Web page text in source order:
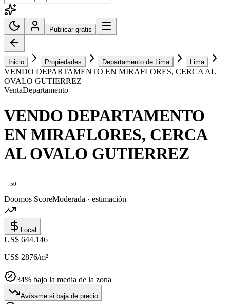
Publicar gratis
Inicio Propiedades Departamento de Lima Lima
VENDO DEPARTAMENTO EN MIRAFLORES, CERCA AL
OVALO GUTIERREZ
VentaDepartamento
VENDO DEPARTAMENTO
EN MIRAFLORES, CERCA
AL OVALO GUTIERREZ
50
Doomos ScoreModerada · estimación
Local
US$ 644.146
US$ 2876/m²
34% bajo la media de la zona
Avísame si baja de precio